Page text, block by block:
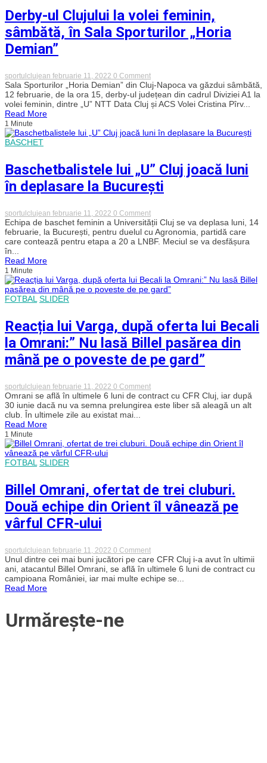
Alba
Blaj
Derby-ul Clujului la volei feminin,
sâmbătă, în Sala Sporturilor „Horia
Demian”
sportulclujean februarie 11, 2022 0 Commenton
Derby-
ul
Clujului
la
sâmbătă,
„Horia
Demian”
Sala Sporturilor „Horia Demian” din Cluj-Napoca va găzdui sâmbătă,
12 februarie, de la ora 15, derby-ul județean din cadrul Diviziei A1 la
volei feminin, dintre „U” NTT Data Cluj și ACS Volei Cristina Pîrv...
Read More
1 Minute
BASCHET
Baschetbalistele lui „U” Cluj joacă luni
în deplasare la București
sportulclujean februarie 11, 2022 0 Commenton
Baschetbalistele
lui
„U”
Cluj
deplasare
la
București
Echipa de baschet feminin a Universității Cluj se va deplasa luni, 14
februarie, la București, pentru duelul cu Agronomia, partidă care
care contează pentru etapa a 20 a LNBF. Meciul se va desfășura
în...
Read More
1 Minute
FOTBAL SLIDER
Reacția lui Varga, după oferta lui Becali
la Omrani:” Nu lasă Billel pasărea din
mână pe o poveste de pe gard”
sportulclujean februarie 11, 2022 0 Commenton
Reacția
lui
Varga,
Becali
Billel
pasărea
din
mână
pe
gard”
Omrani se află în ultimele 6 luni de contract cu CFR Cluj, iar după
30 iunie dacă nu va semna prelungirea este liber să aleagă un alt
club. În ultimele zile au existat mai...
Read More
1 Minute
FOTBAL SLIDER
Billel Omrani, ofertat de trei cluburi.
Două echipe din Orient îl vânează pe
vârful CFR-ului
sportulclujean februarie 11, 2022 0 Commenton
Billel
Omrani,
ofertat
de
Unul dintre cei mai buni jucători pe care CFR Cluj i-a avut în ultimii
ani, atacantul Billel Omrani, se află în ultimele 6 luni de contract cu
campioana României, iar mai multe echipe se...
Read More
Urmărește-ne